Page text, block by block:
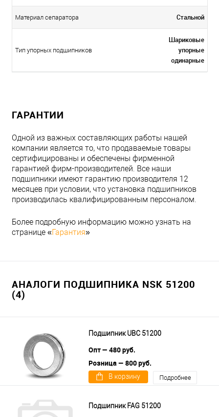
Материал сепаратора Стальной
Тип упорных подшипников
Шариковые
упорные
одинарные
ГАРАНТИИ
Одной из важных составляющих работы нашей
компании является то, что продаваемые товары
сертифицированы и обеспечены фирменной
гарантией фирм-производителей. Все наши
подшипники имеют гарантию производителя 12
месяцев при условии, что установка подшипников
производилась квалифицированным персоналом.
Более подробную информацию можно узнать на
странице «Гарантия»
АНАЛОГИ ПОДШИПНИКА NSK 51200
(4)
Подшипник UBC 51200
Опт — 480 руб.
Розница — 800 руб.
В корзину Подробнее
Подшипник FAG 51200